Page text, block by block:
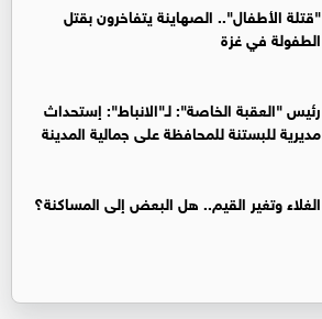
"قتلة الأطفال".. الصهاينة يتفاخرون بقتل
الطفولة في غزة
رئيس "العقبة الخاصة": لـ"الانباط": إستحداث
مديرية للبستنة للمحافظة على جمالية المدينة
الغلاء وتغير القيم.. هل البعض إلى المساكنة؟